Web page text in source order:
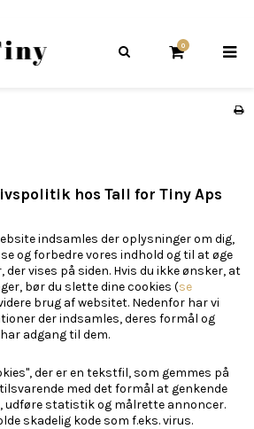
0
hos Tall for Tiny Aps
indsamles der oplysninger om dig,
og forbedre vores indhold og til at øge
vises på siden. Hvis du ikke ønsker, at
bør du slette dine cookies (se
brug af websitet. Nedenfor har vi
der indsamles, deres formål og
adgang til dem.
der er en tekstfil, som gemmes på
med det formål at genkende
udføre statistik og målrette annoncer.
skadelig kode som f.eks. virus.